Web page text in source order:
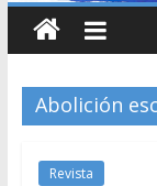
Abolición
Revista